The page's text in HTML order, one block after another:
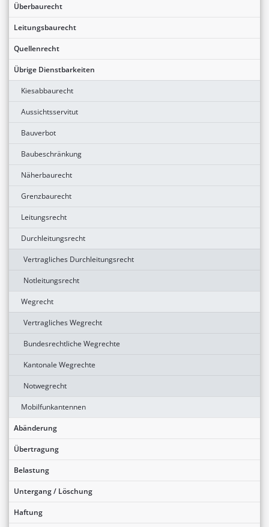
Überbaurecht
Leitungsbaurecht
Quellenrecht
Übrige Dienstbarkeiten
Kiesabbaurecht
Aussichtsservitut
Bauverbot
Baubeschränkung
Näherbaurecht
Grenzbaurecht
Leitungsrecht
Durchleitungsrecht
Vertragliches Durchleitungsrecht
Notleitungsrecht
Wegrecht
Vertragliches Wegrecht
Bundesrechtliche Wegrechte
Kantonale Wegrechte
Notwegrecht
Mobilfunkantennen
Abänderung
Übertragung
Belastung
Untergang / Löschung
Haftung